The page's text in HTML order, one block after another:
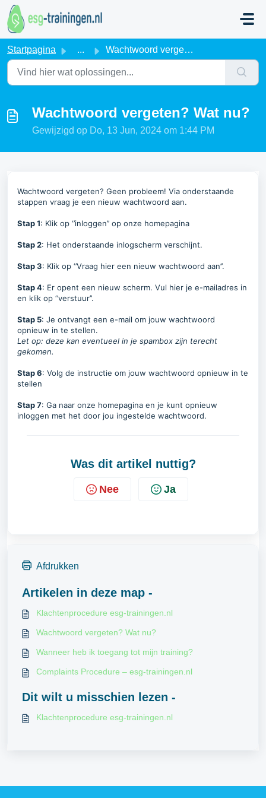
Doorgaan naar hoofdinhoud
Startpagina ... Wachtwoord vergeten? Wat nu?
Wachtwoord vergeten? Wat nu?
Gewijzigd op Do, 13 Jun, 2024 om 1:44 PM
Wachtwoord vergeten? Geen probleem! Via onderstaande
stappen vraag je een nieuw wachtwoord aan.
Stap 1: Klik op ‘’inloggen’’ op onze homepagina
Stap 2: Het onderstaande inlogscherm verschijnt.
Stap 3: Klik op ‘’Vraag hier een nieuw wachtwoord aan’’.
Stap 4: Er opent een nieuw scherm. Vul hier je e-mailadres in
en klik op ‘’verstuur’’.
Stap 5: Je ontvangt een e-mail om jouw wachtwoord
opnieuw in te stellen.
Let op: deze kan eventueel in je spambox zijn terecht
gekomen.
Stap 6: Volg de instructie om jouw wachtwoord opnieuw in te
stellen
Stap 7: Ga naar onze homepagina en je kunt opnieuw
inloggen met het door jou ingestelde wachtwoord.
Was dit artikel nuttig?
Nee Ja
Afdrukken
Artikelen in deze map -
Klachtenprocedure esg-trainingen.nl
Wachtwoord vergeten? Wat nu?
Wanneer heb ik toegang tot mijn training?
Complaints Procedure – esg-trainingen.nl
Dit wilt u misschien lezen -
Klachtenprocedure esg-trainingen.nl